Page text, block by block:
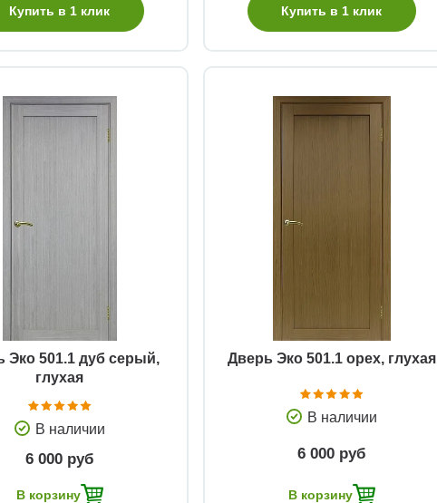
Купить в 1 клик Купить в 1 клик
Эко 501.1 дуб серый,
глухая
В наличии
6 000 руб
В корзину
Дверь Эко 501.1 орех, глухая
Быстрый просмотр
В наличии
6 000 руб
В корзину